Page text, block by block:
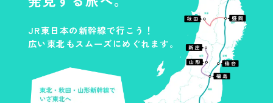
い。
※
ARフォトフレームはポスター掲出場所で二
次元コードを読み取ってから、翌々日の
23:59まで利用可能です。二次元コードから
アクセスしたページをブックマークする
と、移動先でもお楽しみいただけます。
乗車日とし、
かつ東北６県にある
東北・秋田・山形新幹線の駅を
着駅とする「新幹線eチケットサ
」を１回以上お申し込み
の上、期間中にご利用
※発駅は問いません。
JR東日本の新幹線で行こう！
広い東北もスムーズにめぐれます。